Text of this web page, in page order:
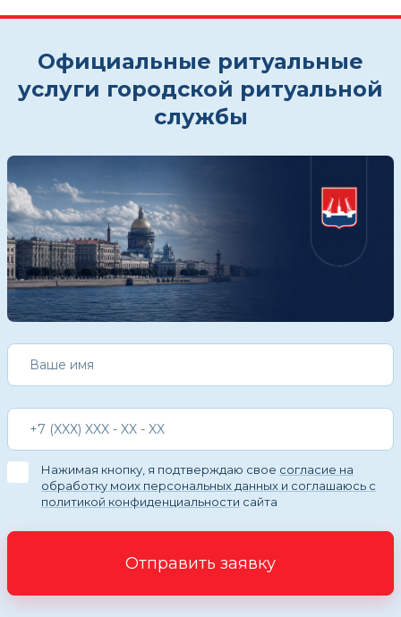
Официальные ритуальные
услуги городской ритуальной
службы
Нажимая кнопку, я подтверждаю свое согласие на
обработку моих персональных данных и соглашаюсь с
политикой конфиденциальности сайта
Отправить заявку